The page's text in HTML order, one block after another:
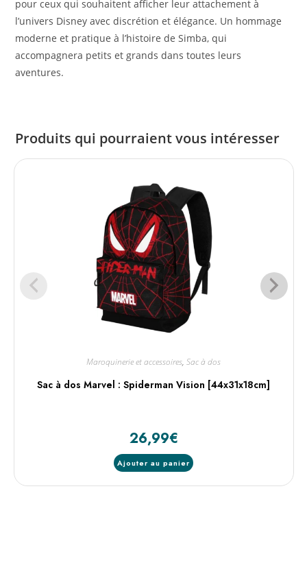
pour ceux qui souhaitent afficher leur attachement à
l’univers Disney avec discrétion et élégance. Un hommage
moderne et pratique à l’histoire de Simba, qui
accompagnera petits et grands dans toutes leurs
aventures.
Produits qui pourraient vous intéresser
Maroquinerie et accessoires, Sac à dos
Sac à dos Marvel : Spiderman Vision [44x31x18cm]
26,99€
Ajouter au panier